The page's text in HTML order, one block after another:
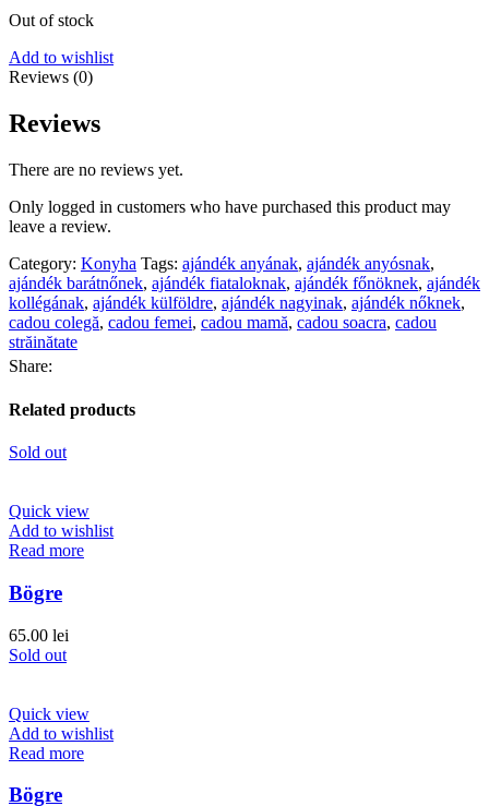
Out of stock
Add to wishlist
Reviews (0)
Reviews
There are no reviews yet.
Only logged in customers who have purchased this product may
leave a review.
Category: Konyha Tags: ajándék anyának, ajándék anyósnak,
ajándék barátnőnek, ajándék fiataloknak, ajándék főnöknek, ajándék
kollégának, ajándék külföldre, ajándék nagyinak, ajándék nőknek,
cadou colegă, cadou femei, cadou mamă, cadou soacra, cadou
străinătate
Share:
Related products
Sold out
Quick view
Add to wishlist
Read more
Bögre
65.00 lei
Sold out
Quick view
Add to wishlist
Read more
Bögre